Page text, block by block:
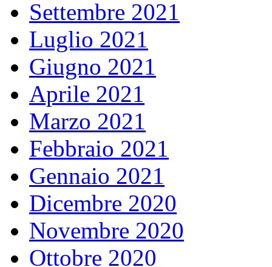
Settembre 2021
Luglio 2021
Giugno 2021
Aprile 2021
Marzo 2021
Febbraio 2021
Gennaio 2021
Dicembre 2020
Novembre 2020
Ottobre 2020